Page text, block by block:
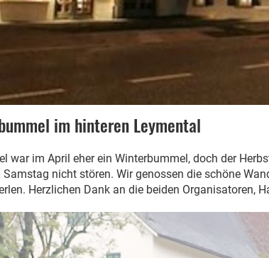
im hinteren Leymental
war im April eher ein Winterbummel, doch der
nicht stören. Wir genossen die schöne
Herzlichen Dank an die beiden Organisatoren,